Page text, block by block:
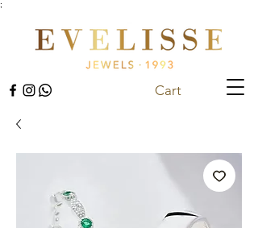
;
Cart